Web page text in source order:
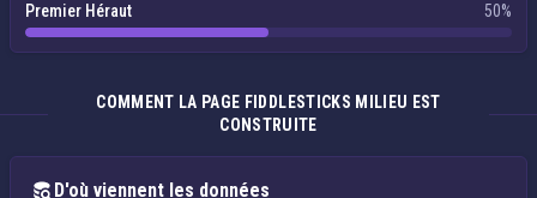
Premier Héraut
50%
COMMENT LA PAGE FIDDLESTICKS MILIEU EST
CONSTRUITE
D'où viennent les données